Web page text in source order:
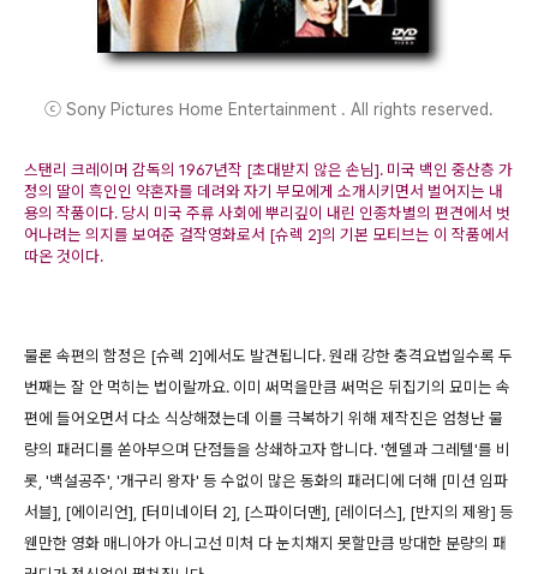
ⓒ Sony Pictures Home Entertainment . All rights reserved.
스탠리 크레이머 감독의 1967년작 [초대받지 않은 손님]. 미국 백인 중산층 가
정의 딸이 흑인인 약혼자를 데려와 자기 부모에게 소개시키면서 벌어지는 내
용의 작품이다. 당시 미국 주류 사회에 뿌리깊이 내린 인종차별의 편견에서 벗
어나려는 의지를 보여준 걸작영화로서 [슈렉 2]의 기본 모티브는 이 작품에서
따온 것이다.
물론 속편의 함정은 [슈렉 2]에서도 발견됩니다. 원래 강한 충격요법일수록 두
번째는 잘 안 먹히는 법이랄까요. 이미 써먹을만큼 써먹은 뒤집기의 묘미는 속
편에 들어오면서 다소 식상해졌는데 이를 극복하기 위해 제작진은 엄청난 물
량의 패러디를 쏟아부으며 단점들을 상쇄하고자 합니다. '헨델과 그레텔'를 비
롯, '백설공주', '개구리 왕자' 등 수없이 많은 동화의 패러디에 더해 [미션 임파
서블], [에이리언], [터미네이터 2], [스파이더맨], [레이더스], [반지의 제왕] 등
웬만한 영화 매니아가 아니고선 미처 다 눈치채지 못할만큼 방대한 분량의 패